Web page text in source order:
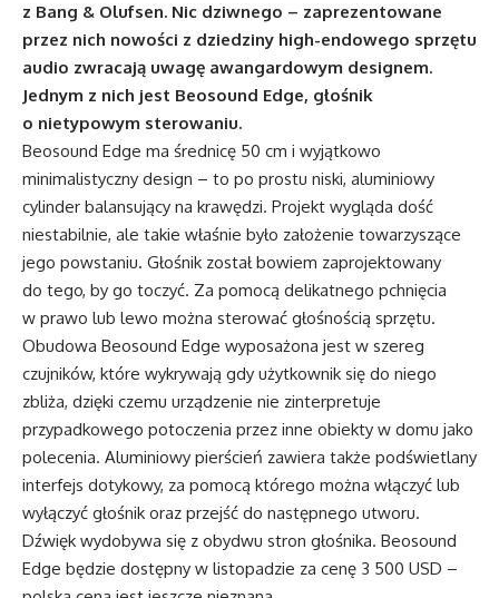
z Bang & Olufsen. Nic dziwnego – zaprezentowane
przez nich nowości z dziedziny high-endowego sprzętu
audio zwracają uwagę awangardowym designem.
Jednym z nich jest Beosound Edge, głośnik
o nietypowym sterowaniu.
Beosound Edge ma średnicę 50 cm i wyjątkowo
minimalistyczny design – to po prostu niski, aluminiowy
cylinder balansujący na krawędzi. Projekt wygląda dość
niestabilnie, ale takie właśnie było założenie towarzyszące
jego powstaniu. Głośnik został bowiem zaprojektowany
do tego, by go toczyć. Za pomocą delikatnego pchnięcia
w prawo lub lewo można sterować głośnością sprzętu.
Obudowa Beosound Edge wyposażona jest w szereg
czujników, które wykrywają gdy użytkownik się do niego
zbliża, dzięki czemu urządzenie nie zinterpretuje
przypadkowego potoczenia przez inne obiekty w domu jako
polecenia. Aluminiowy pierścień zawiera także podświetlany
interfejs dotykowy, za pomocą którego można włączyć lub
wyłączyć głośnik oraz przejść do następnego utworu.
Dźwięk wydobywa się z obydwu stron głośnika. Beosound
Edge będzie dostępny w listopadzie za cenę 3 500 USD –